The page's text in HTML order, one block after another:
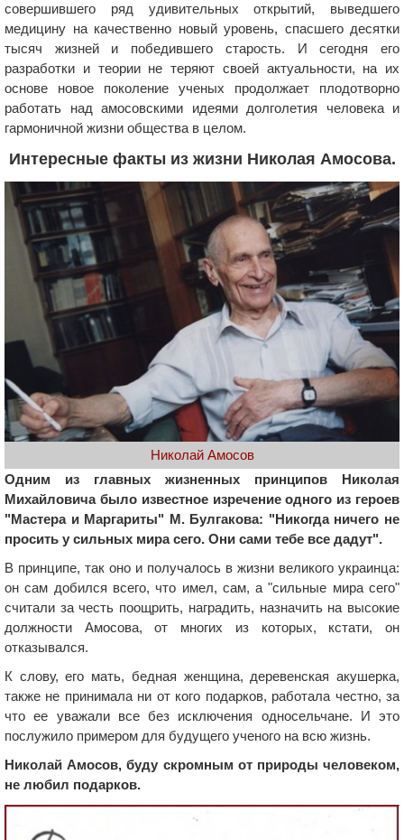
совершившего ряд удивительных открытий, выведшего
медицину на качественно новый уровень, спасшего десятки
тысяч жизней и победившего старость. И сегодня его
разработки и теории не теряют своей актуальности, на их
основе новое поколение ученых продолжает плодотворно
работать над амосовскими идеями долголетия человека и
гармоничной жизни общества в целом.
Интересные факты из жизни Николая Амосова.
Николай Амосов
Одним из главных жизненных принципов Николая
Михайловича было известное изречение одного из героев
"Мастера и Маргариты" М. Булгакова: "Никогда ничего не
просить у сильных мира сего. Они сами тебе все дадут".
В принципе, так оно и получалось в жизни великого украинца:
он сам добился всего, что имел, сам, а "сильные мира сего"
считали за честь поощрить, наградить, назначить на высокие
должности Амосова, от многих из которых, кстати, он
отказывался.
К слову, его мать, бедная женщина, деревенская акушерка,
также не принимала ни от кого подарков, работала честно, за
что ее уважали все без исключения односельчане. И это
послужило примером для будущего ученого на всю жизнь.
Николай Амосов, буду скромным от природы человеком,
не любил подарков.